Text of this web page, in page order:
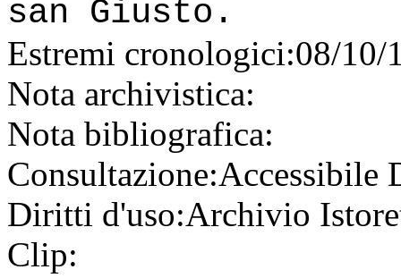
san Giusto.
Estremi cronologici:08/10/
Nota archivistica:
Nota bibliografica:
Consultazione:Accessibile
Diritti d'uso:Archivio
Clip: